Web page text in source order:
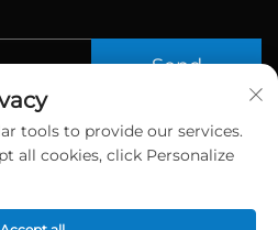
Send
tools to provide our services.
all cookies, click Personalize